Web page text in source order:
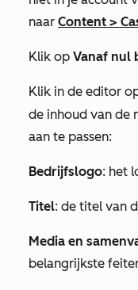
naar Content >
Klik op Vanaf nul
Klik in de editor
de inhoud van de
aan te passen:
Bedrijfslogo: het
Titel: de titel van
Media en
belangrijkste